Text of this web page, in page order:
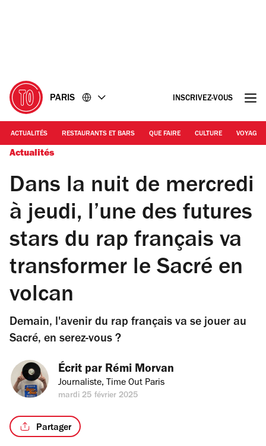
PARIS INSCRIVEZ-VOUS
ACTUALITÉS RESTAURANTS ET BARS QUE FAIRE CULTURE VOYAGE
Actualités
Dans la nuit de mercredi
à jeudi, l’une des futures
stars du rap français va
transformer le Sacré en
volcan
Demain, l'avenir du rap français va se jouer au
Sacré, en serez-vous ?
Écrit par Rémi Morvan
Journaliste, Time Out Paris
mardi 25 février 2025
Partager